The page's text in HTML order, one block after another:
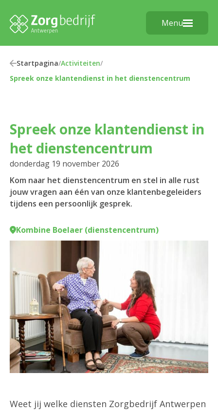
Menu
Startpagina/Activiteiten/
Spreek onze klantendienst in het dienstencentrum
Spreek onze klantendienst in
het dienstencentrum
donderdag 19 november 2026
Kom naar het dienstencentrum en stel in alle rust
jouw vragen aan één van onze klantenbegeleiders
tijdens een persoonlijk gesprek.
Kombine Boelaer (dienstencentrum)
Weet jij welke diensten Zorgbedrijf Antwerpen